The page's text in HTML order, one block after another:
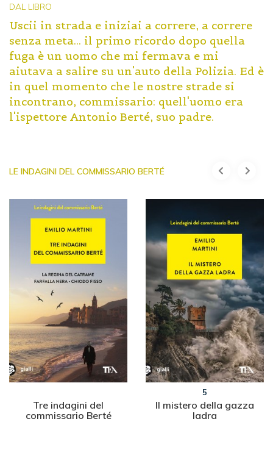
DAL LIBRO
Uscii in strada e iniziai a correre, a correre
senza meta... il primo ricordo dopo quella
fuga è un uomo che mi fermava e mi
aiutava a salire su un'auto della Polizia. Ed è
in quel momento che le nostre strade si
incontrano, commissario: quell'uomo era
l'ispettore Antonio Berté, suo padre.
LE INDAGINI DEL COMMISSARIO BERTÉ
Tre indagini del
commissario Berté
5
Il mistero della gazza
ladra